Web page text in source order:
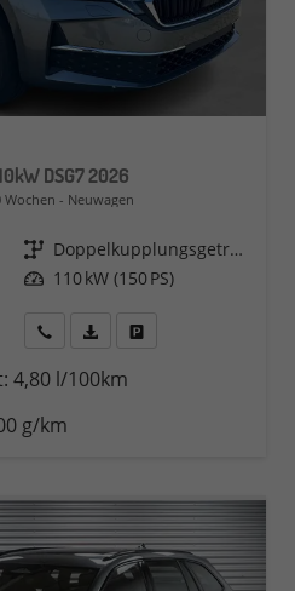
DSG7 2026
Wochen Neuwagen
Getriebe
Doppelkupplungsgetriebe (DSG)
Leistung 110 kW (150 PS)
Rückruf PDF-Datei, Fahrzeugexposé
4,80 l/100km
g/km